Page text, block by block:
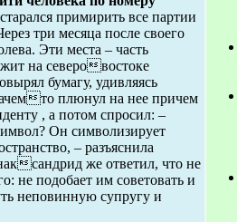
примирить все партии
три месяца после своего
Эти места – часть
на северовостоке
бумагу, удивляясь
то плюнул на нее причем
, а потом спросил: –
Он символизирует
– разъяснила
сандрид же ответил, что не
не подобает им советовать и
неповинную супругу и